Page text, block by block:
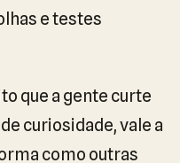
e testes
que a gente curte
curiosidade, vale a
como outras